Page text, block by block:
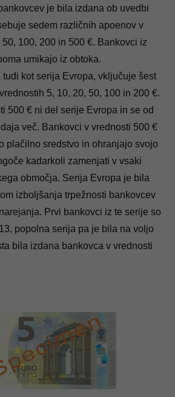
je bila izdana ob uvedbi
sedem različnih apoenov v
100, 200 in 500 €. Bankovci iz
umikajo iz obtoka.
tudi kot serija Evropa, vključuje šest
5, 10, 20, 50, 100 in 200 €.
500 € ni del serije Evropa in se od
več. Bankovci v vrednosti 500 €
plačilno sredstvo in ohranjajo svojo
kadarkoli zamenjati v vsaki
območja. Serija Evropa je bila
izboljšanja trpežnosti bankovcev
Prvi bankovci iz te serije so
popolna serija pa je bila na voljo
bila izdana bankovca v vrednosti